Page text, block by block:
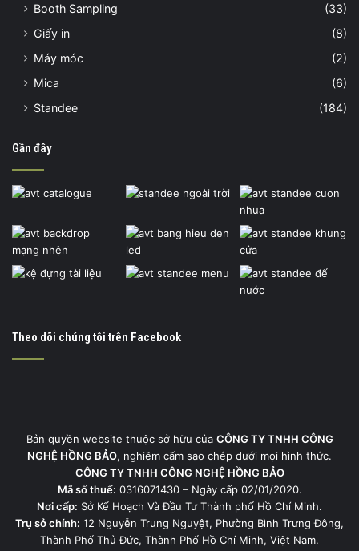
Booth Sampling
(33)
Giấy in
(8)
Máy móc
(2)
Mica
(6)
Standee
(184)
Gần đây
Theo dõi chúng tôi trên Facebook
Bản quyền website thuộc sở hữu của CÔNG TY TNHH CÔNG
NGHỆ HỒNG BẢO, nghiêm cấm sao chép dưới mọi hình thức.
CÔNG TY TNHH CÔNG NGHỆ HỒNG BẢO
Mã số thuế: 0316071430 – Ngày cấp 02/01/2020.
Nơi cấp: Sở Kế Hoạch Và Đầu Tư Thành phố Hồ Chí Minh.
Trụ sở chính: 12 Nguyễn Trung Nguyệt, Phường Bình Trưng Đông,
Thành Phố Thủ Đức, Thành Phố Hồ Chí Minh, Việt Nam.